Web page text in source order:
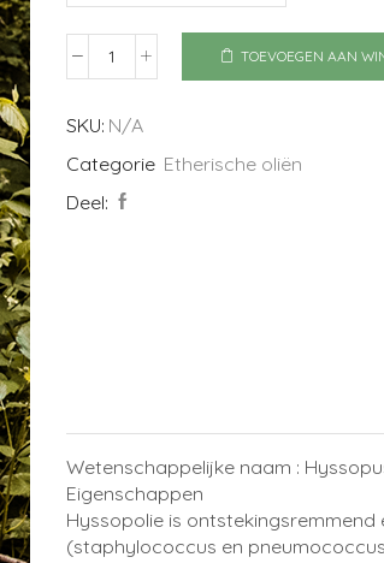
Hyssop
aantal
TOEVOEGEN AAN
SKU: N/A
Categorie Etherische oliën
Deel:
Wetenschappelijke naam :
Eigenschappen
Hyssopolie is
(staphylococcus en